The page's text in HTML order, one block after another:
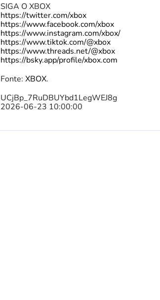
SIGA O XBOX
https://twitter.com/xbox
https://www.facebook.com/xbox
https://www.instagram.com/xbox/
https://www.tiktok.com/@xbox
https://www.threads.net/@xbox
https://bsky.app/profile/xbox.com
Fonte: XBOX.
UCjBp_7RuDBUYbd1LegWEJ8g
2026-06-23 10:00:00